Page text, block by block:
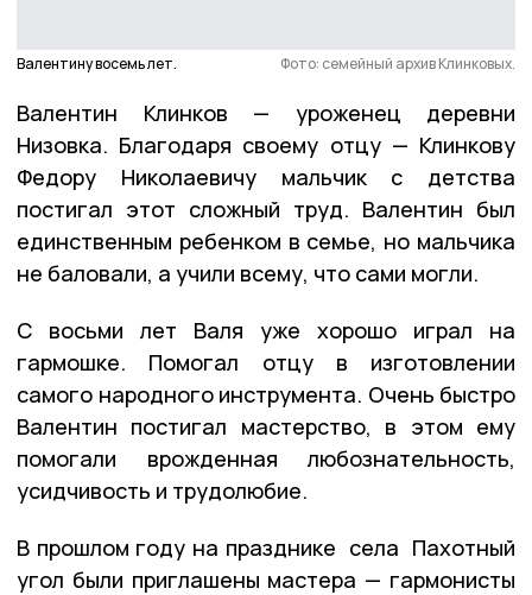
Валентину восемь лет. Фото: семейный архив Клинковых.
Валентин Клинков — уроженец деревни
Низовка. Благодаря своему отцу — Клинкову
Федору Николаевичу мальчик с детства
постигал этот сложный труд. Валентин был
единственным ребенком в семье, но мальчика
не баловали, а учили всему, что сами могли.
С восьми лет Валя уже хорошо играл на
гармошке. Помогал отцу в изготовлении
самого народного инструмента. Очень быстро
Валентин постигал мастерство, в этом ему
помогали врожденная любознательность,
усидчивость и трудолюбие.
В прошлом году на празднике села Пахотный
угол были приглашены мастера — гармонисты